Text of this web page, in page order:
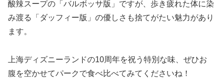
酸辣スープの「バルボッサ版」ですが、歩き疲れた体に染
み渡る「ダッフィー版」の優しさも捨てがたい魅力があり
ます。
上海ディズニーランドの10周年を祝う特別な味、ぜひお
腹を空かせてパークで食べ比べてみてくださいね！